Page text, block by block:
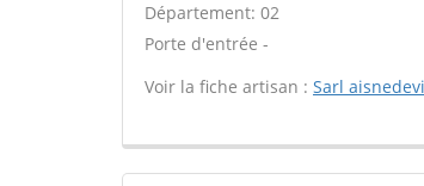
Département: 02
Porte d'entrée -
Voir la fiche artisan : Sarl